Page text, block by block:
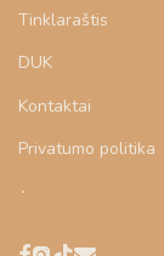
Tinklaraštis
DUK
Kontaktai
Privatumo politika
‎⬞